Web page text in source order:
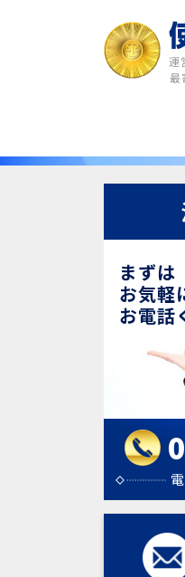
運
最
まずは
お気軽
お電話